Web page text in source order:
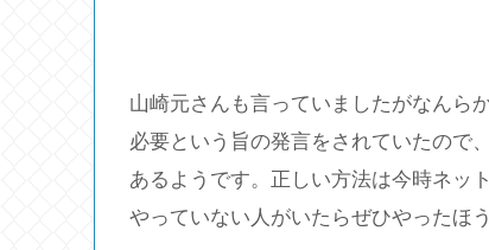
山崎元さんも言っていましたがなんら
必要という旨の発言をされていたので
あるようです。正しい方法は今時ネッ
やっていない人がいたらぜひやったほ